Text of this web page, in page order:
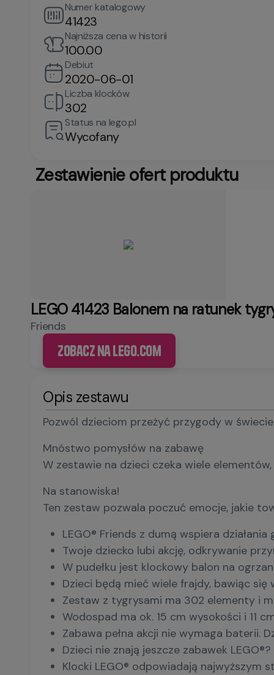
Numer katalogowy
41423
Najniższa cena w historii
100.00
Debiut
2020-06-01
Liczba klocków
302
Status na lego.pl
Wycofany
Zestawienie ofert produktu
LEGO 41423 Balonem na ratunek
Friends
Zobacz na LEGO.com
Opis zestawu
Pozwól dzieciom przeżyć przygody w
Mnóstwo pomysłów na zabawę
W zestawie na dzieci czeka wiele
Na stanowiska!
Ten zestaw pozwala poczuć emocje, jakie
LEGO® Friends z dumą wspiera
Twoje dziecko lubi akcję, odkrywanie
W pudełku jest klockowy balon na
Dzieci będą mieć wiele frajdy, bawiąc
Zestaw z tygrysami ma 302 elementy i
Wodospad ma ok. 15 cm wysokości i 11
Zabawa pełna akcji nie wymaga baterii.
Dzieci nie znają jeszcze zabawek
Klocki LEGO® odpowiadają najwyższym